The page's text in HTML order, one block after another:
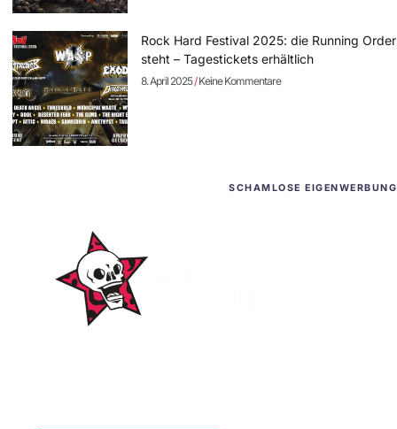
Rock Hard Festival 2025: die Running Order
steht – Tagestickets erhältlich
8. April 2025 Keine Kommentare
SCHAMLOSE EIGENWERBUNG